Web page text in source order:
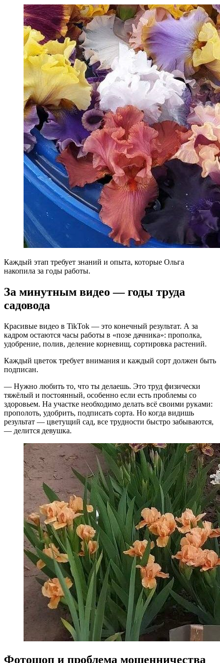
Каждый этап требует знаний и опыта, которые Ольга
накопила за годы работы.
За минутным видео — годы труда
садовода
Красивые видео в TikTok — это конечный результат. А за
кадром остаются часы работы в «позе дачника»: прополка,
удобрение, полив, деление корневищ, сортировка растений.
Каждый цветок требует внимания и каждый сорт должен быть
подписан.
— Нужно любить то, что ты делаешь. Это труд физически
тяжёлый и постоянный, особенно если есть проблемы со
здоровьем. На участке необходимо делать всё своими руками:
прополоть, удобрить, подписать сорта. Но когда видишь
результат — цветущий сад, все трудности быстро забываются,
— делится девушка.
Фотошоп и проблема мошенничества